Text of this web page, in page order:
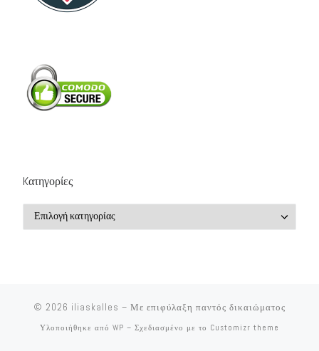
Kατηγορίες
© 2026 iliaskalles – Με επιφύλαξη παντός δικαιώματος
Υλοποιήθηκε από WP – Σχεδιασμένο με το Customizr theme